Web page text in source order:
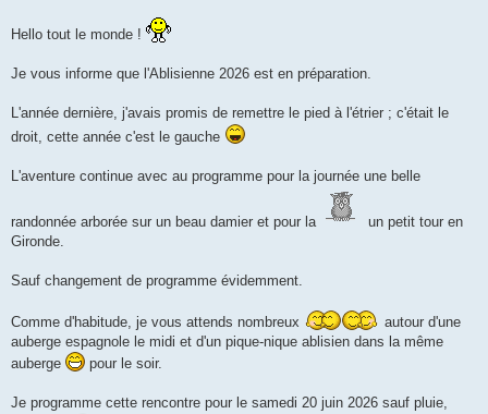
s
a
e
Hello tout le monde !
Je vous informe que l'Ablisienne 2026 est en préparation.
L'année dernière, j'avais promis de remettre le pied à l'étrier ; c'était le
droit, cette année c'est le gauche
L'aventure continue avec au programme pour la journée une belle
randonnée arborée sur un beau damier et pour la
un petit tour en
Gironde.
Sauf changement de programme évidemment.
Comme d'habitude, je vous attends nombreux
autour d'une
auberge espagnole le midi et d'un pique-nique ablisien dans la même
auberge
pour le soir.
Je programme cette rencontre pour le samedi 20 juin 2026 sauf pluie,